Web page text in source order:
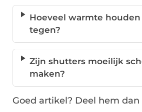
Hoeveel warmte houden
tegen?
Zijn shutters moeilijk
maken?
Goed artikel? Deel hem dan